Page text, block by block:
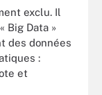
exclu. Il
Big Data »
des données
:
et